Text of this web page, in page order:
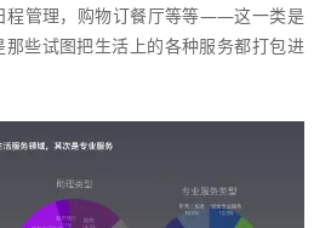
程管理，购物订餐厅等等——这一类是
些试图把生活上的各种服务都打包进